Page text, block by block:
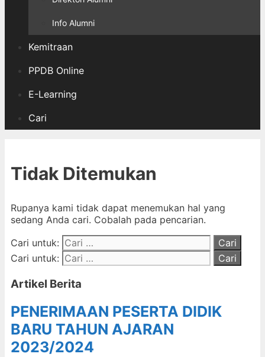
Info Alumni
Kemitraan
PPDB Online
E-Learning
Cari
Tidak Ditemukan
Rupanya kami tidak dapat menemukan hal yang
sedang Anda cari. Cobalah pada pencarian.
Cari untuk:
Cari untuk:
Artikel Berita
PENERIMAAN PESERTA DIDIK
BARU TAHUN AJARAN
2023/2024